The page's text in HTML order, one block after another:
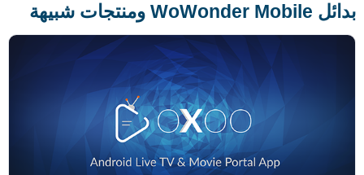
بدائل WoWonder Mobile ومنتجات شبيهة